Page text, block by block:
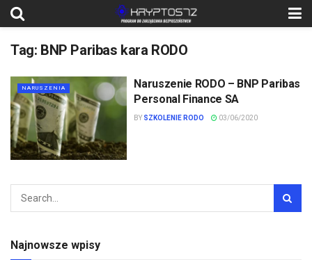
Tag: BNP Paribas kara RODO
NARUSZENIA
Naruszenie RODO – BNP Paribas
Personal Finance SA
BY SZKOLENIE RODO 03/06/2020
Najnowsze wpisy